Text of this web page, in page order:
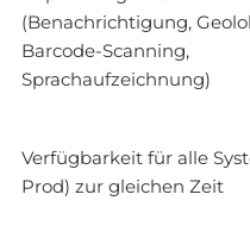
(Benachrichtigung,
Barcode-Scanning,
Sprachaufzeichnung)
Verfügbarkeit für alle
Prod) zur gleichen Zeit